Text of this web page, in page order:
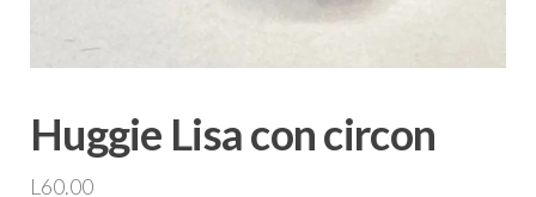
Huggie Lisa con circon
L 60.00